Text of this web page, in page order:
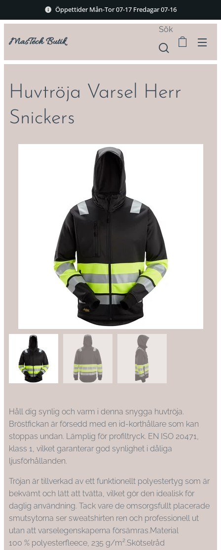
Öppettider Mån-Tor 07-17 Fredagar 07-16
MasTech Butik
Sök
Huvtröja Varsel Herr
Snickers
Håll dig synlig och varm i denna snygga huvtröja.
Bröstfickan är försedd med en id-korthållare som kan
stoppas undan. Lämplig för profiltryck. EN ISO 20471,
klass 1, vilket garanterar god synlighet i dåliga
ljusförhållanden.
Tröjan är tillverkad av ett funktionellt polyestertyg som är
bekvämt och lätt att tvätta, vilket gör den idealisk för
daglig användning. Tack vare de omsorgsfullt placerade
smutsytorna ser sweatshirten ren och professionell ut
utan att varselegenskaperna försämras.Material
100 % polyesterfleece, 235 g/m².Skötselråd